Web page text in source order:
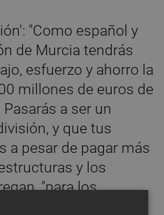
"Como español y
de Murcia tendrás
esfuerzo y ahorro la
millones de euros de
a ser un
y que tus
a pesar de pagar más
y los
"para los
"España